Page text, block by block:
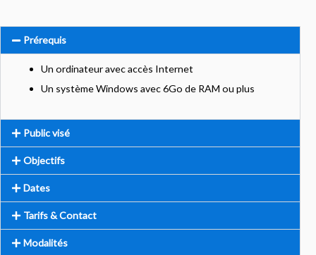
Prérequis
Un ordinateur avec accès Internet
Un système Windows avec 6Go de RAM ou plus
Public visé
Objectifs
Dates
Tarifs & Contact
Modalités